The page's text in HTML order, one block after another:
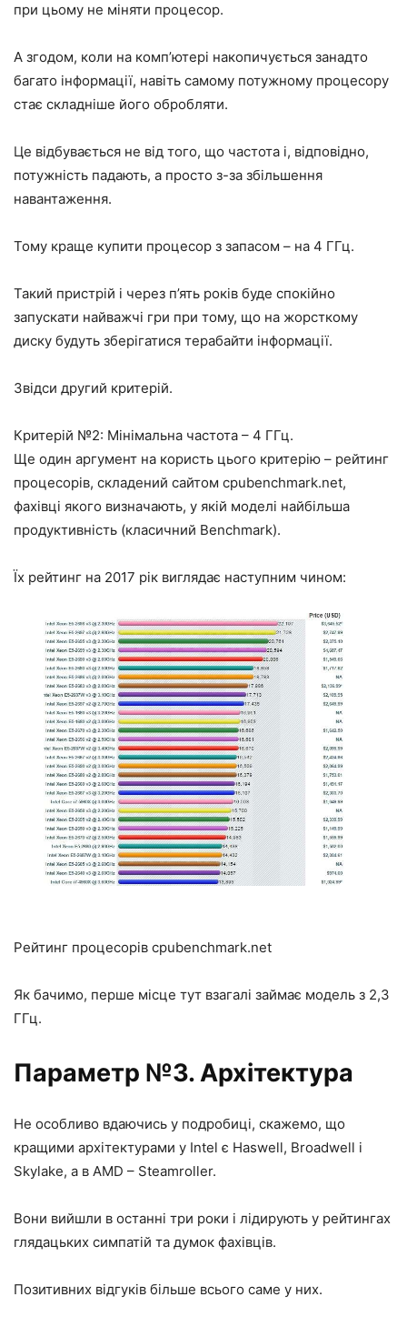
при цьому не міняти процесор.
А згодом, коли на комп’ютері накопичується занадто
багато інформації, навіть самому потужному процесору
стає складніше його обробляти.
Це відбувається не від того, що частота і, відповідно,
потужність падають, а просто з-за збільшення
навантаження.
Тому краще купити процесор з запасом – на 4 ГГц.
Такий пристрій і через п’ять років буде спокійно
запускати найважчі гри при тому, що на жорсткому
диску будуть зберігатися терабайти інформації.
Звідси другий критерій.
Критерій №2: Мінімальна частота – 4 ГГц.
Ще один аргумент на користь цього критерію – рейтинг
процесорів, складений сайтом cpubenchmark.net,
фахівці якого визначають, у якій моделі найбільша
продуктивність (класичний Benchmark).
Їх рейтинг на 2017 рік виглядає наступним чином:
Рейтинг процесорів cpubenchmark.net
Як бачимо, перше місце тут взагалі займає модель з 2,3
ГГц.
Параметр №3. Архітектура
Не особливо вдаючись у подробиці, скажемо, що
кращими архітектурами у Intel є Haswell, Broadwell і
Skylake, а в AMD – Steamroller.
Вони вийшли в останні три роки і лідирують у рейтингах
глядацьких симпатій та думок фахівців.
Позитивних відгуків більше всього саме у них.